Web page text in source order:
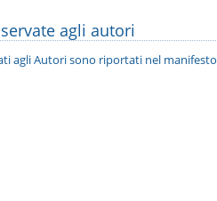
agli autori
agli Autori sono riportati nel manifesto